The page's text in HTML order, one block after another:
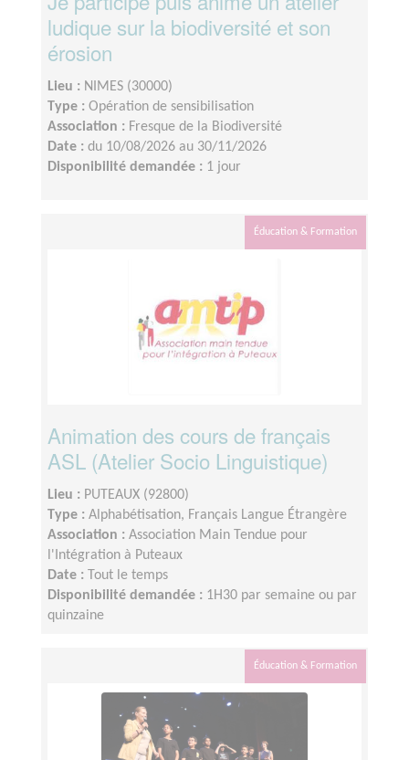
ludique sur la biodiversité et son
érosion
Lieu : NIMES (30000)
Type : Opération de sensibilisation
Association : Fresque de la Biodiversité
Date : du 10/08/2026 au 30/11/2026
Disponibilité demandée : 1 jour
Éducation & Formation
Animation des cours de français
ASL (Atelier Socio Linguistique)
Lieu : PUTEAUX (92800)
Type : Alphabétisation, Français Langue Étrangère
Association : Association Main Tendue pour
l'Intégration à Puteaux
Date :
Tout le temps
Disponibilité demandée : 1H30 par semaine ou par
quinzaine
Éducation & Formation